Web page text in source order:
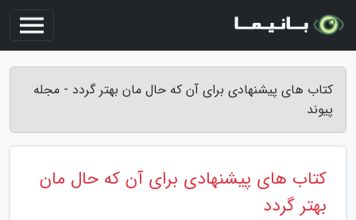
کتاب های پیشنهادی برای آن که حال مان بهتر گردد - مجله
پیوند
کتاب های پیشنهادی برای آن که حال مان
بهتر گردد